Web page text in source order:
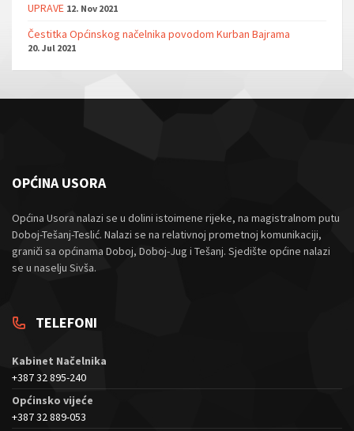
UPRAVE 12. Nov 2021
Čestitka Općinskog načelnika povodom Kurban Bajrama
20. Jul 2021
OPĆINA USORA
Općina Usora nalazi se u dolini istoimene rijeke, na magistralnom putu
Doboj-Tešanj-Teslić. Nalazi se na relativnoj prometnoj komunikaciji,
graniči sa općinama Doboj, Doboj-Jug i Tešanj. Sjedište općine nalazi
se u naselju Sivša.
TELEFONI
Kabinet Načelnika
+387 32 895-240
Općinsko vijeće
+387 32 889-053